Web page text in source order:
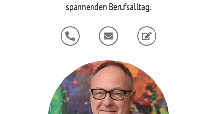
spannenden Berufsalltag.
P
h
e
-
a
l
t
E
n
e
l
o
p
e
E
d